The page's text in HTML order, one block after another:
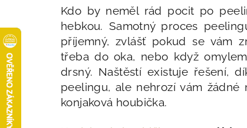
Kdo by neměl rád pocit po
hebkou. Samotný proces
příjemný, zvlášť pokud se vám
třeba do oka, nebo když
drsný. Naštěstí existuje řešení,
peelingu, ale nehrozí vám
konjaková houbička.